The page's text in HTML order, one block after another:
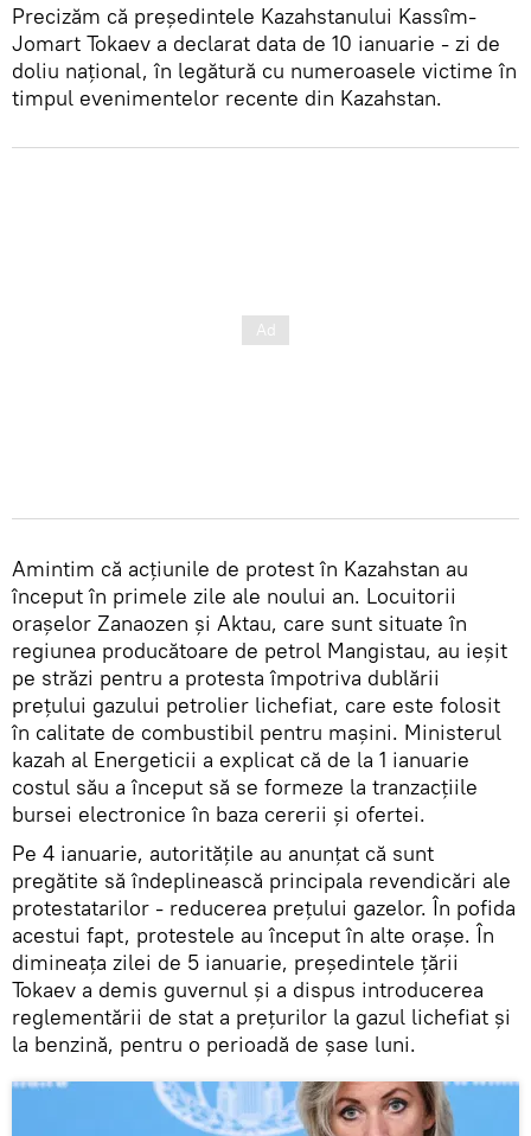
Precizăm că președintele Kazahstanului Kassîm-
Jomart Tokaev a declarat data de 10 ianuarie - zi de
doliu național, în legătură cu numeroasele victime în
timpul evenimentelor recente din Kazahstan.
Amintim că acțiunile de protest în Kazahstan au
început în primele zile ale noului an. Locuitorii
orașelor Zanaozen și Aktau, care sunt situate în
regiunea producătoare de petrol Mangistau, au ieșit
pe străzi pentru a protesta împotriva dublării
prețului gazului petrolier lichefiat, care este folosit
în calitate de combustibil pentru mașini. Ministerul
kazah al Energeticii a explicat că de la 1 ianuarie
costul său a început să se formeze la tranzacțiile
bursei electronice în baza cererii și ofertei.
Pe 4 ianuarie, autoritățile au anunțat că sunt
pregătite să îndeplinească principala revendicări ale
protestatarilor - reducerea prețului gazelor. În pofida
acestui fapt, protestele au început în alte orașe. În
dimineața zilei de 5 ianuarie, președintele țării
Tokaev a demis guvernul și a dispus introducerea
reglementării de stat a prețurilor la gazul lichefiat și
la benzină, pentru o perioadă de șase luni.